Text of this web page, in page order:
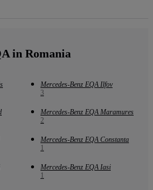
in Romania
Mercedes-Benz EQA Ilfov
3
Mercedes-Benz EQA Maramures
2
Mercedes-Benz EQA Constanta
1
Mercedes-Benz EQA Iasi
1